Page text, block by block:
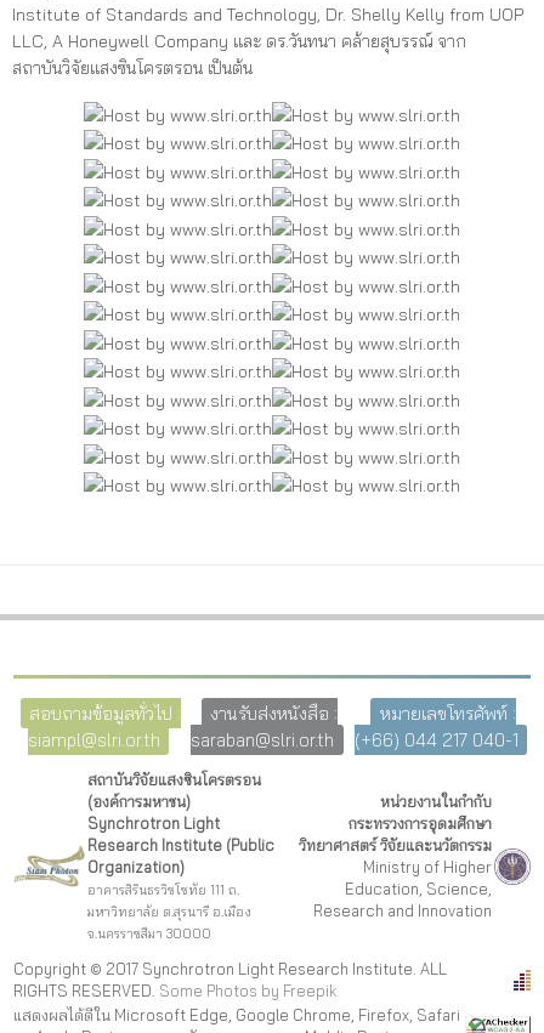
Institute of Standards and Technology, Dr. Shelly Kelly from UOP
LLC, A Honeywell Company และ ดร.วันทนา คล้ายสุบรรณ์ จาก
สถาบันวิจัยแสงซินโครตรอน เป็นต้น
สอบถามข้อมูลทั่วไป :
siampl@slri.or.th
งานรับส่งหนังสือ :
saraban@slri.or.th
หมายเลขโทรศัพท์ :
(+66) 044 217 040-1
สถาบันวิจัยแสงซินโครตรอน
(องค์การมหาชน)
Synchrotron Light
Research Institute (Public
Organization)
อาคารสิรินธรวิชโชทัย 111 ถ.
มหาวิทยาลัย ต.สุรนารี อ.เมือง
จ.นครราชสีมา 30000
หน่วยงานในกำกับ
กระทรวงการอุดมศึกษา
วิทยาศาสตร์ วิจัยและนวัตกรรม
Ministry of Higher
Education, Science,
Research and Innovation
Copyright © 2017 Synchrotron Light Research Institute. ALL
RIGHTS RESERVED. Some Photos by Freepik
แสดงผลได้ดีใน Microsoft Edge, Google Chrome, Firefox, Safari